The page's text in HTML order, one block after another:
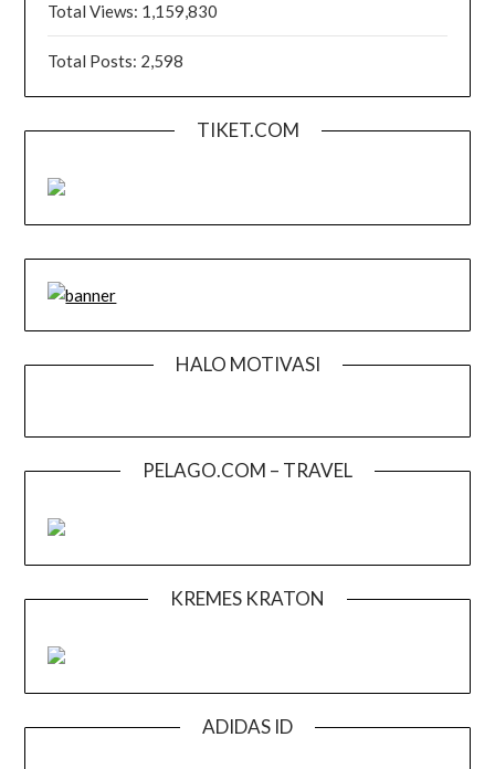
Total Views: 1,159,830
Total Posts: 2,598
TIKET.COM
HALO MOTIVASI
PELAGO.COM – TRAVEL
KREMES KRATON
ADIDAS ID